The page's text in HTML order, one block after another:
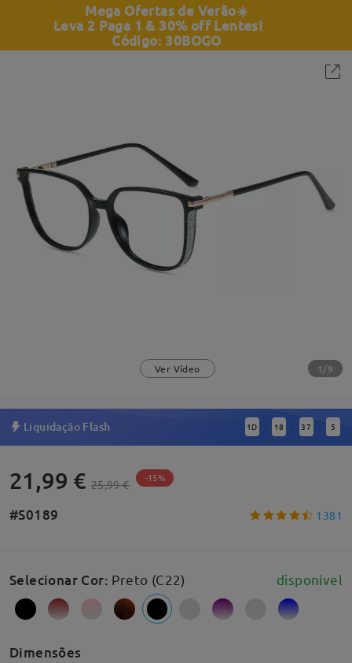
Mega Ofertas de Verão☀️
Leva 2 Paga 1 & 30% off Lentes!
Código: 30BOGO
Ver Vídeo 1/9
Liquidação Flash 1 D : 18 : 37 : 4
21,99 € 25,99 € -15%
#S0189 1381
Selecionar Cor: Preto (C22) disponível
Dimensões